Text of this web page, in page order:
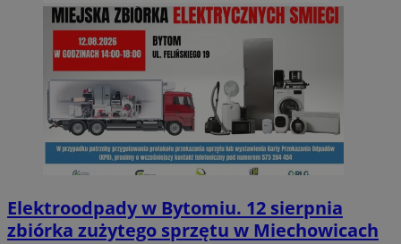
Elektroodpady w Bytomiu. 12 sierpnia
zbiórka zużytego sprzętu w Miechowicach